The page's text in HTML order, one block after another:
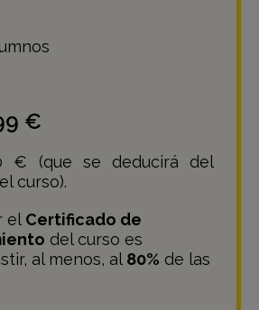
€
€ (que se deducirá del
curso).
el Certificado de
del curso es
al menos, al 80% de las